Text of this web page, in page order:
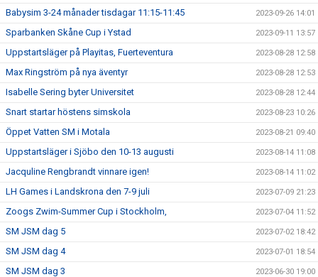
Babysim 3-24 månader tisdagar 11:15-11:45 2023-09-26 14:01
Sparbanken Skåne Cup i Ystad 2023-09-11 13:57
Uppstartsläger på Playitas, Fuerteventura 2023-08-28 12:58
Max Ringström på nya äventyr 2023-08-28 12:53
Isabelle Sering byter Universitet 2023-08-28 12:44
Snart startar höstens simskola 2023-08-23 10:26
Öppet Vatten SM i Motala 2023-08-21 09:40
Uppstartsläger i Sjöbo den 10-13 augusti 2023-08-14 11:08
Jacquline Rengbrandt vinnare igen! 2023-08-14 11:02
LH Games i Landskrona den 7-9 juli 2023-07-09 21:23
Zoogs Zwim-Summer Cup i Stockholm, 2023-07-04 11:52
SM JSM dag 5 2023-07-02 18:42
SM JSM dag 4 2023-07-01 18:54
SM JSM dag 3 2023-06-30 19:00